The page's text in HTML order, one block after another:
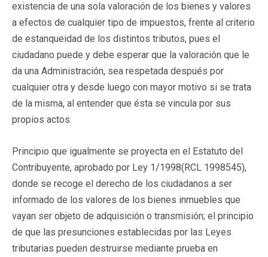
existencia de una sola valoración de los bienes y valores
a efectos de cualquier tipo de impuestos, frente al criterio
de estanqueidad de los distintos tributos, pues el
ciudadano puede y debe esperar que la valoración que le
da una Administración, sea respetada después por
cualquier otra y desde luego con mayor motivo si se trata
de la misma, al entender que ésta se vincula por sus
propios actos.
Principio que igualmente se proyecta en el Estatuto del
Contribuyente, aprobado por Ley 1/1998(RCL 1998545),
donde se recoge el derecho de los ciudadanos a ser
informado de los valores de los bienes inmuebles que
vayan ser objeto de adquisición o transmisión; el principio
de que las presunciones establecidas por las Leyes
tributarias pueden destruirse mediante prueba en